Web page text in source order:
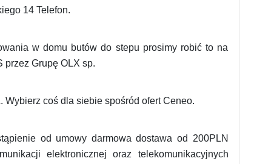
14 Telefon.
w domu butów do stepu prosimy robić to na
Grupę OLX sp.
coś dla siebie spośród ofert Ceneo.
od umowy darmowa dostawa od 200PLN
elektronicznej oraz telekomunikacyjnych